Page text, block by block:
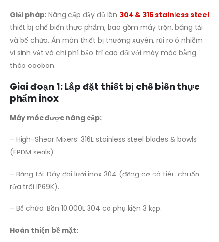
Giải pháp: Nâng cấp đầy đủ lên 304 & 316 stainless steel
thiết bị chế biến thực phẩm, bao gồm máy trộn, băng tải
và bể chứa. Ăn mòn thiết bị thường xuyên, rủi ro ô nhiễm
vi sinh vật và chi phí bảo trì cao đối với máy móc bằng
thép cacbon.
Giai đoạn 1: Lắp đặt thiết bị chế biến thực
phẩm inox
Máy móc được nâng cấp:
– High-Shear Mixers: 316L stainless steel blades & bowls
(EPDM seals).
– Băng tải: Dây đai lưới inox 304 (động cơ có tiêu chuẩn
rửa trôi IP69K).
– Bể chứa: Bồn 10.000L 304 có phụ kiện 3 kẹp.
Hoàn thiện bề mặt: